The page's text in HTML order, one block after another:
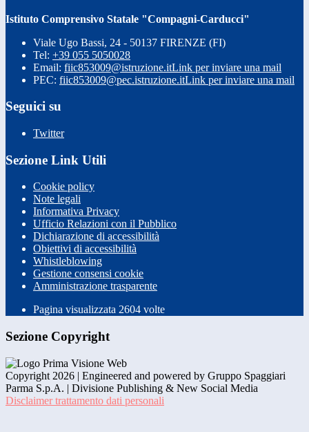
Istituto Comprensivo Statale "Compagni-Carducci"
Viale Ugo Bassi, 24 - 50137 FIRENZE (FI)
Tel: +39 055 5050028
Email: fiic853009@istruzione.itLink per inviare una mail
PEC: fiic853009@pec.istruzione.itLink per inviare una mail
Seguici su
Twitter
Sezione Link Utili
Cookie policy
Note legali
Informativa Privacy
Ufficio Relazioni con il Pubblico
Dichiarazione di accessibilità
Obiettivi di accessibilità
Whistleblowing
Gestione consensi cookie
Amministrazione trasparente
Pagina visualizzata 2604 volte
Sezione Copyright
Copyright 2026 | Engineered and powered by Gruppo Spaggiari
Parma S.p.A. | Divisione Publishing & New Social Media
Disclaimer trattamento dati personali